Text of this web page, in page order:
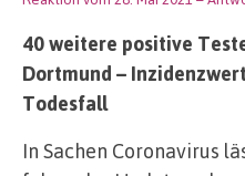
40 weitere positive
Dortmund –
Todesfall
In Sachen Coronavirus